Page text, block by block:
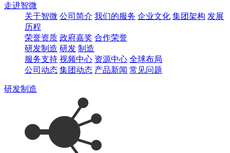
走进智微
关于智微 公司简介 我们的服务 企业文化 集团架构 发展
历程
荣誉资质 政府嘉奖 合作荣誉
研发制造 研发 制造
服务支持 视频中心 资源中心 全球布局
公司动态 集团动态 产品新闻 常见问题
研发制造